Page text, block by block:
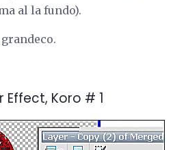
al la fundo).
Koro # 1